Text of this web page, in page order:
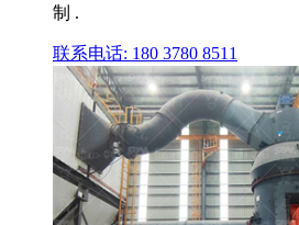
制 .
联系电话: 180 3780 8511